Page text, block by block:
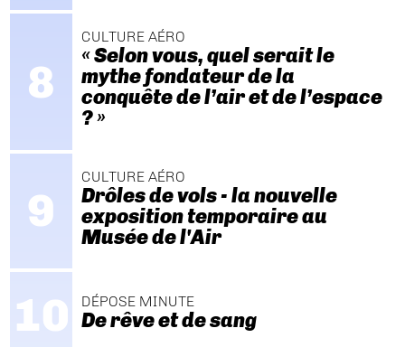
CULTURE AÉRO
« Selon vous, quel serait le
mythe fondateur de la
conquête de l’air et de l’espace
? »
CULTURE AÉRO
Drôles de vols - la nouvelle
exposition temporaire au
Musée de l'Air
DÉPOSE MINUTE
De rêve et de sang